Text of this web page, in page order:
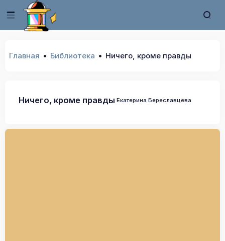
Главная Библиотека Ничего, кроме правды
Ничего, кроме правды Екатерина Береславцева